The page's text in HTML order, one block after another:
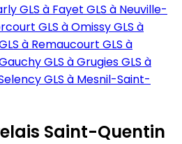
GLS à Fayet GLS à Neuville-
GLS à OmissyGLS à
à Remaucourt GLS à
GLS à GrugiesGLS à
GLS à Mesnil-Saint-
Saint-Quentin